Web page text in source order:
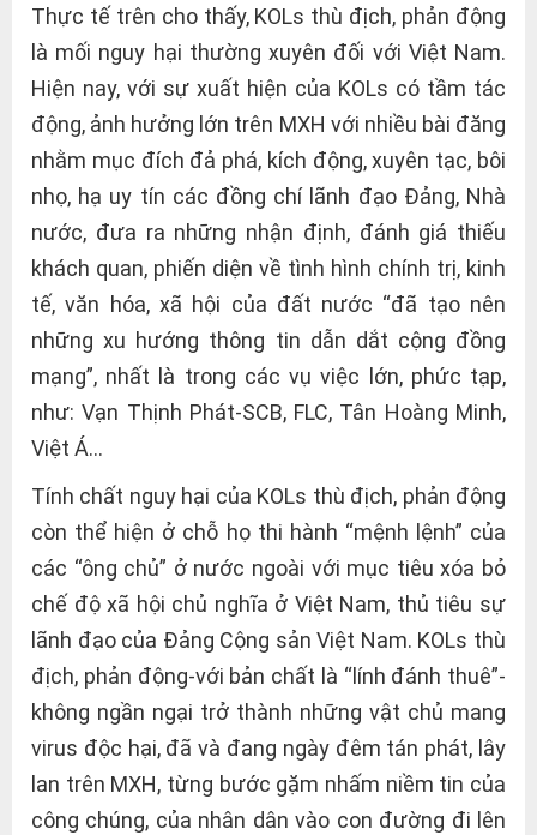
Thực tế trên cho thấy, KOLs thù địch, phản động
là mối nguy hại thường xuyên đối với Việt Nam.
Hiện nay, với sự xuất hiện của KOLs có tầm tác
động, ảnh hưởng lớn trên MXH với nhiều bài đăng
nhằm mục đích đả phá, kích động, xuyên tạc, bôi
nhọ, hạ uy tín các đồng chí lãnh đạo Đảng, Nhà
nước, đưa ra những nhận định, đánh giá thiếu
khách quan, phiến diện về tình hình chính trị, kinh
tế, văn hóa, xã hội của đất nước “đã tạo nên
những xu hướng thông tin dẫn dắt cộng đồng
mạng”, nhất là trong các vụ việc lớn, phức tạp,
như: Vạn Thịnh Phát-SCB, FLC, Tân Hoàng Minh,
Việt Á…
Tính chất nguy hại của KOLs thù địch, phản động
còn thể hiện ở chỗ họ thi hành “mệnh lệnh” của
các “ông chủ” ở nước ngoài với mục tiêu xóa bỏ
chế độ xã hội chủ nghĩa ở Việt Nam, thủ tiêu sự
lãnh đạo của Đảng Cộng sản Việt Nam. KOLs thù
địch, phản động-với bản chất là “lính đánh thuê”-
không ngần ngại trở thành những vật chủ mang
virus độc hại, đã và đang ngày đêm tán phát, lây
lan trên MXH, từng bước gặm nhấm niềm tin của
công chúng, của nhân dân vào con đường đi lên